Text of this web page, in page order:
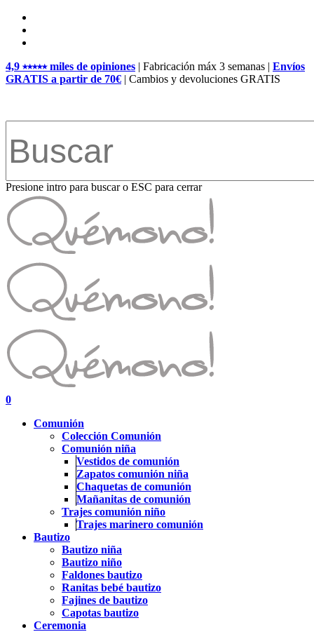
Skip
main
4,9 ⭑⭑⭑⭑⭑ miles de opiniones | Fabricación máx 3 semanas | Envíos
GRATIS a partir de 70€ | Cambios y devoluciones GRATIS
Presione intro para buscar o ESC para cerrar
Close
Search
search
account
0
Comunión
Colección Comunión
Comunión niña
Vestidos de comunión
Zapatos comunión niña
Chaquetas de comunión
Mañanitas de comunión
Trajes comunión niño
Trajes marinero comunión
Bautizo
Bautizo niña
Bautizo niño
Faldones bautizo
Ranitas bebé bautizo
Fajines de bautizo
Capotas bautizo
Ceremonia